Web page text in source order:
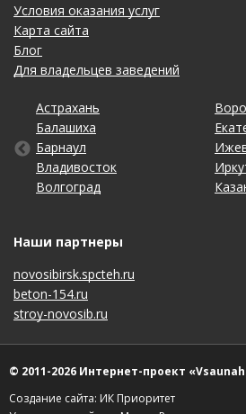
Условия оказания услуг
Карта сайта
Блог
Для владельцев заведений
Астрахань
Балашиха
Барнаул
Владивосток
Волгоград
Калининград
Кемерово
Киров
Краснодар
Красноярск
Омск
Оренбург
Пенза
Пермь
Ростов-на-Дону
Тольятти
Томск
Тула
Тюмень
Ульяновск
Уфа
Наши партнеры
novosibirsk.spcteh.ru
beton-154.ru
stroy-novosib.ru
© 2011-2026 Интернет-проект
Создание сайта: ИК Приоритет